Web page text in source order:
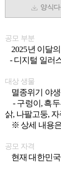
양식다
공모 부분
2025년 이달
- 디지털 일러
대상 생물
멸종위기 야
- 구렁이, 흑두
삵, 나팔고둥,
※ 상세 내용
공모 자격
현재 대한민